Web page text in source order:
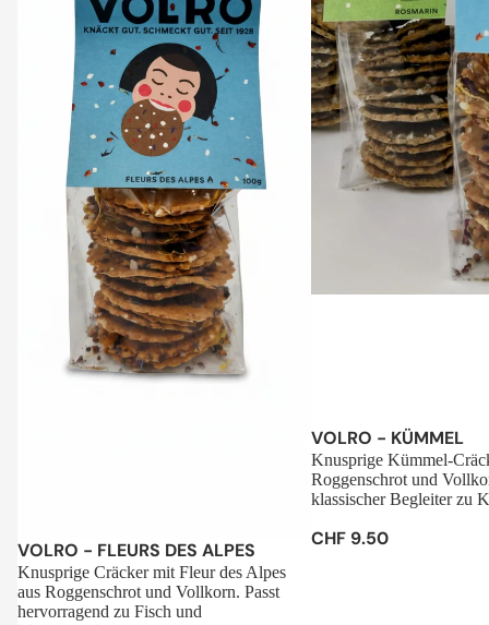
Sale
VOLRO - FLEURS DES ALPES
Knusprige Cräcker mit Fleur des Alpes
aus Roggenschrot und Vollkorn. Passt
hervorragend zu Fisch und
VOLRO - KÜMMEL
Knusprige Kümmel-
Roggenschrot und
klassischer Begleiter zu
CHF 9.50